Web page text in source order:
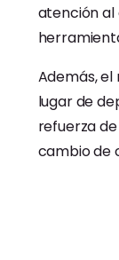
atención al
Además,
lugar de
refuerza
cambio de